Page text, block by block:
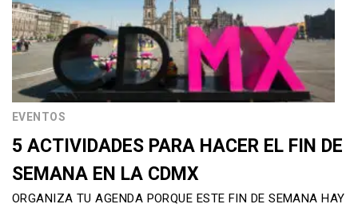
EVENTOS
5 ACTIVIDADES PARA HACER EL FIN DE
SEMANA EN LA CDMX
ORGANIZA TU AGENDA PORQUE ESTE FIN DE SEMANA HAY